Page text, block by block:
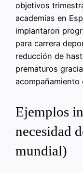
objetivos
academias en
implantaron
para carrera
reducción de
prematuros
acompañamiento
Ejemplos
necesidad
mundial)